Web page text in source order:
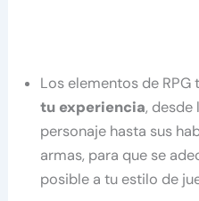
Los elementos de RPG
tu experiencia, desde
personaje hasta sus
armas, para que se
posible a tu estilo de